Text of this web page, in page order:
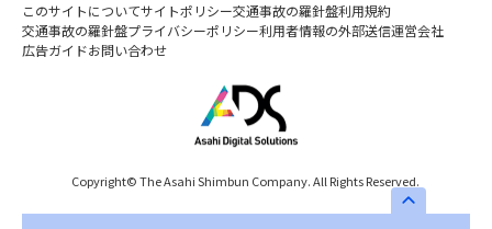
このサイトについてサイトポリシー交通事故の羅針盤利用規約
交通事故の羅針盤プライバシーポリシー利用者情報の外部送信運営会社
広告ガイドお問い合わせ
Copyright© The Asahi Shimbun Company. All Rights Reserved.